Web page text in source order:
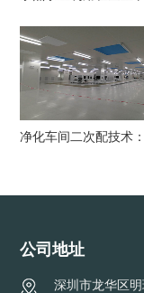
公司地址
深圳市龙华区